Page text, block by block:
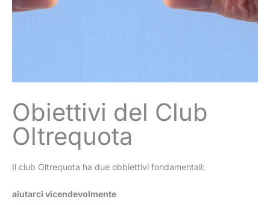
Obiettivi del Club
Oltrequota
Il club Oltrequota ha due obbiettivi fondamentali:
aiutarci vicendevolmente